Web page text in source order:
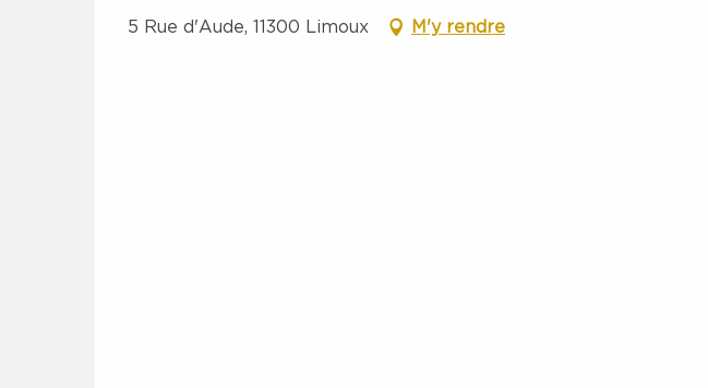
5 Rue d'Aude, 11300 Limoux M'y rendre